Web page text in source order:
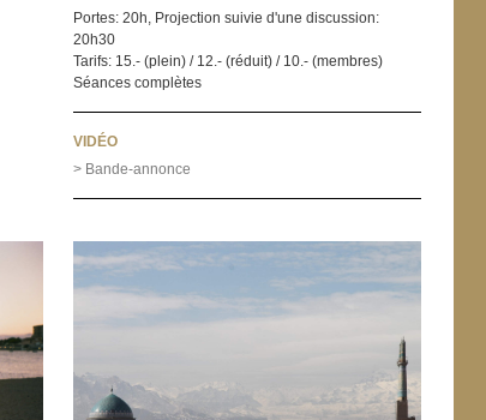
Portes: 20h, Projection suivie d'une discussion:
20h30
Tarifs: 15.- (plein) / 12.- (réduit) / 10.- (membres)
Séances complètes
VIDÉO
> Bande-annonce